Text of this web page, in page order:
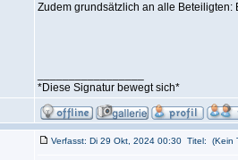
Zudem grundsätzlich an alle
*Diese Signatur bewegt sich*
Verfasst: Di 29 Okt, 2024 00:30 Titel: (Kein